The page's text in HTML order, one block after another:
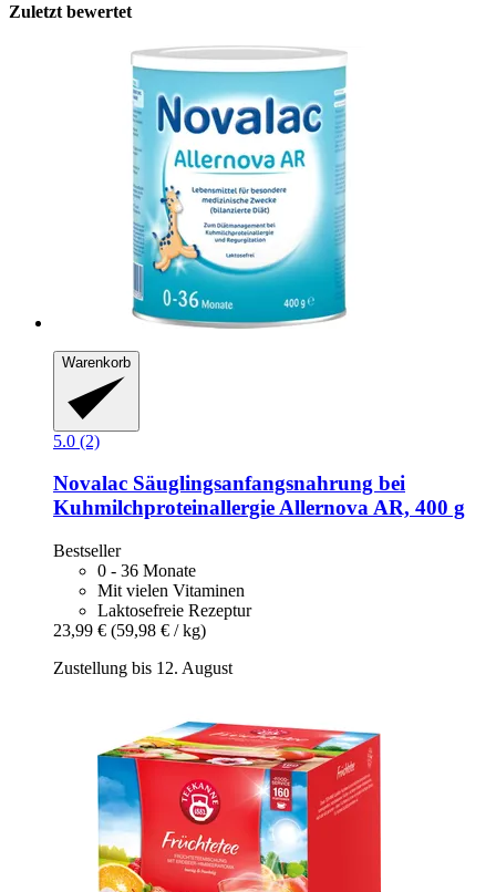
Zuletzt bewertet
Warenkorb
5.0 (2)
Novalac Säuglingsanfangsnahrung bei
Kuhmilchproteinallergie Allernova AR, 400 g
Bestseller
0 - 36 Monate
Mit vielen Vitaminen
Laktosefreie Rezeptur
23,99 € (59,98 € / kg)
Zustellung bis 12. August